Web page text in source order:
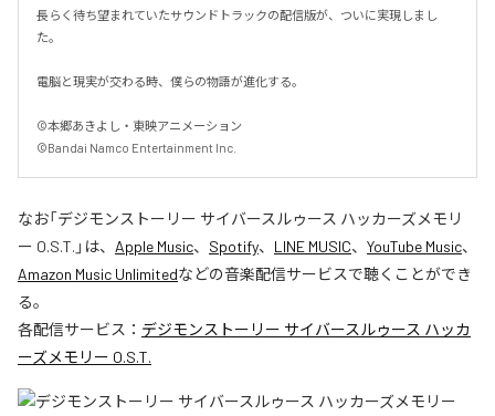
長らく待ち望まれていたサウンドトラックの配信版が、ついに実現しまし
た。
電脳と現実が交わる時、僕らの物語が進化する。
©本郷あきよし・東映アニメーション
©Bandai Namco Entertainment Inc.
なお「デジモンストーリー サイバースルゥース ハッカーズメモリ
ー O.S.T. 」は、 Apple Music、 Spotify、 LINE MUSIC、 YouTube Music、
Amazon Music Unlimitedなどの音楽配信サービスで聴くことができ
る。
各配信サービス： デジモンストーリー サイバースルゥース ハッカ
ーズメモリー O.S.T.